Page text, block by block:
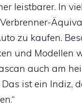
leistbarer. In
zu kaufen.
und Modellen
auch am
ist ein Indiz,